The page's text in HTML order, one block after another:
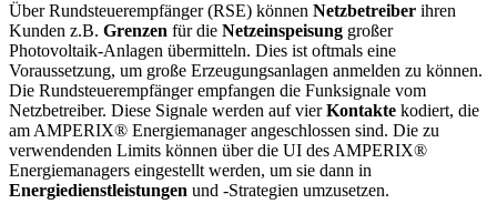
Über Rundsteuerempfänger (RSE) können Netzbetreiber ihren
Kunden z.B. Grenzen für die Netzeinspeisung großer
Photovoltaik-Anlagen übermitteln. Dies ist oftmals eine
Voraussetzung, um große Erzeugungsanlagen anmelden zu können.
Die Rundsteuerempfänger empfangen die Funksignale vom
Netzbetreiber. Diese Signale werden auf vierKontakte kodiert, die
am AMPERIX® Energiemanager angeschlossen sind. Die zu
verwendenden Limits können über die UI des AMPERIX®
Energiemanagers eingestellt werden, um sie dann in
Energiedienstleistungen und -Strategien umzusetzen.